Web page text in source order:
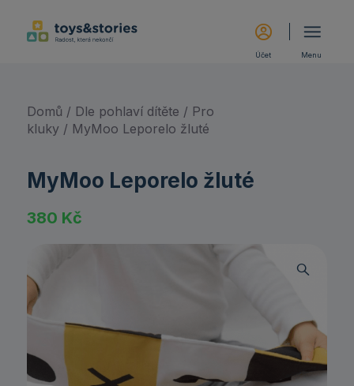
Menu
Účet
Domů / Dle pohlaví dítěte / Pro
kluky/ MyMoo Leporelo žluté
MyMoo Leporelo žluté
380 Kč